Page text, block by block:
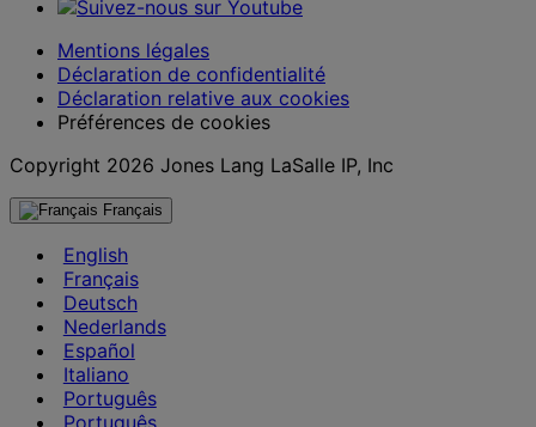
Mentions légales
Déclaration de confidentialité
Déclaration relative aux cookies
Préférences de cookies
Copyright 2026 Jones Lang LaSalle IP, Inc
Français
English
Français
Deutsch
Nederlands
Español
Italiano
Português
Português